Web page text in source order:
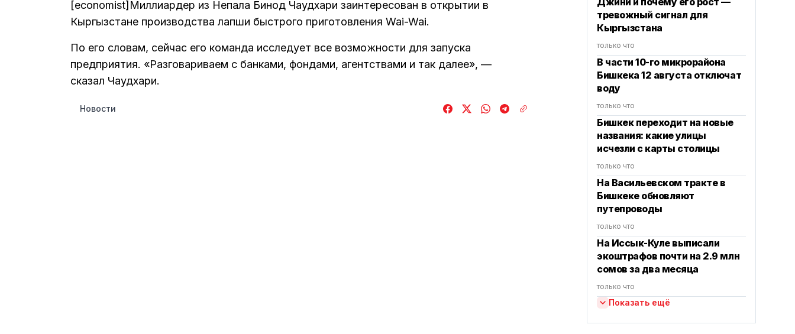
[economist]Миллиардер из Непала Бинод Чаудхари заинтересован в открытии в
Кыргызстане производства лапши быстрого приготовления Wai-Wai.
По его словам, сейчас его команда исследует все возможности для запуска
предприятия. «Разговариваем с банками, фондами, агентствами и так далее», —
сказал Чаудхари.
Новости
тревожный сигнал для
Кыргызстана
только что
В части 10-го микрорайона
Бишкека 12 августа отключат
воду
только что
Бишкек переходит на новые
названия: какие улицы
исчезли с карты столицы
только что
На Васильевском тракте в
Бишкеке обновляют
путепроводы
только что
На Иссык-Куле выписали
экоштрафов почти на 2.9 млн
сомов за два месяца
только что
Показать ещё